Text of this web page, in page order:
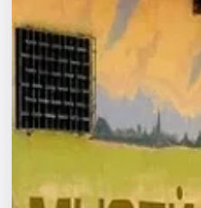
Спорт
События
Площадки